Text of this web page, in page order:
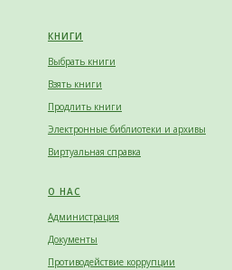
КНИГИ
Выбрать книги
Взять книги
Продлить книги
Электронные библиотеки и архивы
Виртуальная справка
О НАС
Администрация
Документы
Противодействие коррупции